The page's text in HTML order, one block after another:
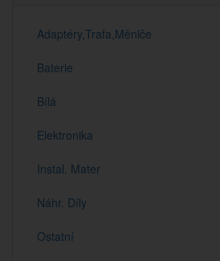
Adaptéry,Trafa,Měniče
Baterie
Bílá
Elektronika
Instal. Mater
Náhr. Díly
Ostatní